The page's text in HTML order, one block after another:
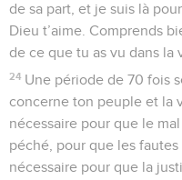
de sa part, et je suis là
Dieu t’aime. Comprends
de ce que tu as vu dans la
24 Une période de 70 fois
concerne ton peuple et la
nécessaire pour que le mal
péché, pour que les
nécessaire pour que la